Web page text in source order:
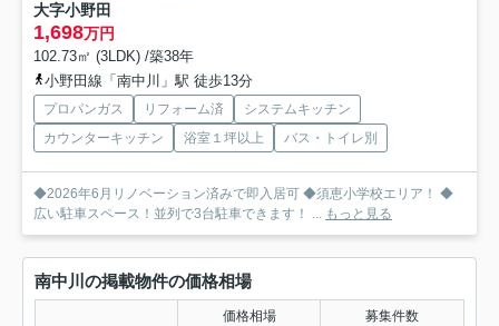
大字小野田
1,698万円
102.73㎡ (3LDK) /築38年
小野田線「南中川」駅 徒歩13分
プロパンガス リフォーム済
システムキッチン
カウンターキッチン
浴室１坪以上 バス・トイレ別
◆2026年6月リノベーション済みで即入居可 ◆須恵小学校エリア！ ◆
広い駐車スペース！並列で3台駐車できます！ ... もっと見る
南中川の掲載物件の価格相場
価格相場 募集件数